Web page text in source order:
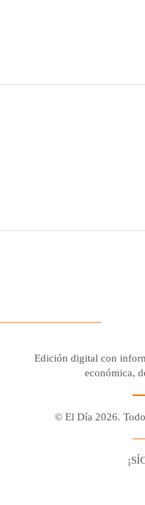
Edición digital con
económica,
© El Día 2026.